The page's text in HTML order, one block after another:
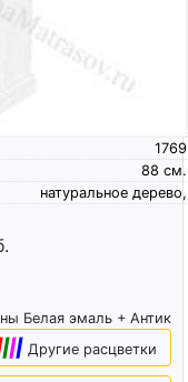
1769
см.
88
натуральное дерево,
Белая эмаль + Антик
||| Другие расцветки